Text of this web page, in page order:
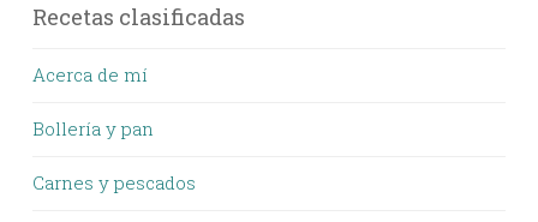
Recetas clasificadas
Acerca de mí
Bollería y pan
Carnes y pescados